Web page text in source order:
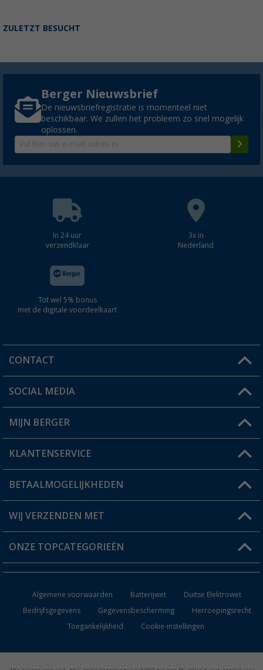
ZULETZT BESUCHT
Berger Nieuwsbrief
De nieuwsbriefregistratie is momenteel niet
beschikbaar. We zullen het probleem zo snel mogelijk
oplossen.
In 24 uur
verzendklaar
3x in
Nederland
Tot wel 5% bonus
met de digitale voordeelkaart
CONTACT
Een vraag?
Winkel vinden
SOCIAL MEDIA
MIJN BERGER
Mijn account
Status bestelling
Verlanglijstje
KLANTENSERVICE
FAQ & Contact
Verzendinformatie
Catalogus
BETAALMOGELIJKHEDEN
WIJ VERZENDEN MET
ONZE TOPCATEGORIEËN
Campingmeubilair
Campingtoiletten
Algemene voorwaarden Batterijwet
Duitse Elektrowet
Bedrijfsgegevens
Gegevensbescherming
Herroepingsrecht
Toegankelijkheid
Cookie-instellingen